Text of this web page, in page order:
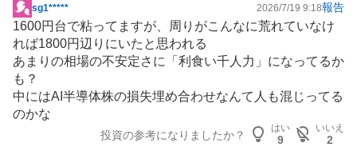
掲
示
板
記
事
sg1***** 2026/7/19 9:18報告
1600円台で粘ってますが、周りがこんなに荒れていなけ
れば1800円辺りにいたと思われる
あまりの相場の不安定さに「利食い千人力」になってるか
も？
中にはAI半導体株の損失埋め合わせなんて人も混じってる
のかな
投資の参考になりましたか？
はい
9
いいえ
2